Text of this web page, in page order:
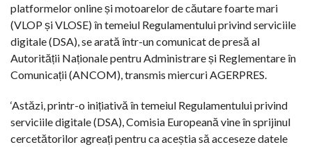
platformelor online și motoarelor de căutare foarte mari
(VLOP și VLOSE) în temeiul Regulamentului privind serviciile
digitale (DSA), se arată într-un comunicat de presă al
Autorității Naționale pentru Administrare și Reglementare în
Comunicații (ANCOM), transmis miercuri AGERPRES.
‘Astăzi, printr-o inițiativă în temeiul Regulamentului privind
serviciile digitale (DSA), Comisia Europeană vine în sprijinul
cercetătorilor agreați pentru ca aceștia să acceseze datele